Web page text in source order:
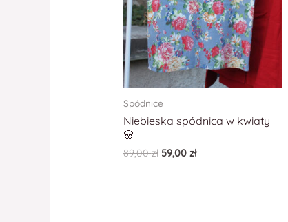
Spódnice
Niebieska spódnica w kwiaty
🌸
89,00zł 59,00 zł